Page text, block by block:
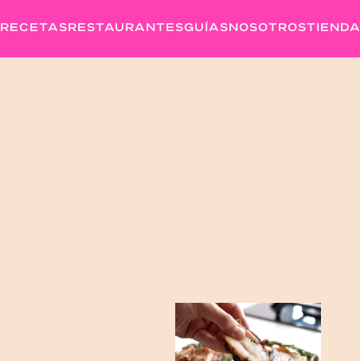
RECETASRESTAURANTESGUÍASNOSOTROSTIENDA